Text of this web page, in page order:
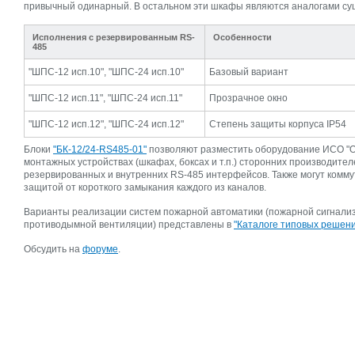
привычный одинарный. В остальном эти шкафы являются аналогами
Исполнения с резервированным RS-
485
Особенности
"ШПС-12 исп.10", "ШПС-24 исп.10" Базовый вариант
"ШПС-12 исп.11", "ШПС-24 исп.11" Прозрачное окно
"ШПС-12 исп.12", "ШПС-24 исп.12" Степень защиты корпуса IP54
Блоки "БК-12/24-RS485-01" позволяют разместить оборудование ИСО
монтажных устройствах (шкафах, боксах и т.п.) сторонних
резервированных и внутренних RS-485 интерфейсов. Также могут
защитой от короткого замыкания каждого из каналов.
Варианты реализации систем пожарной автоматики (пожарной
противодымной вентиляции) представлены в "Каталоге типовых
Обсудить на форуме.